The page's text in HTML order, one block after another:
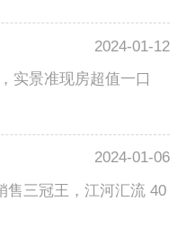
2024-01-12
实景准现房超值一口
2024-01-06
三冠王，江河汇流 40